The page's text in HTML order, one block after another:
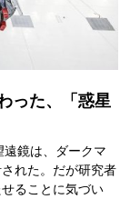
った、「惑星
鏡は、ダークマ
れた。だが研究者
ることに気づい